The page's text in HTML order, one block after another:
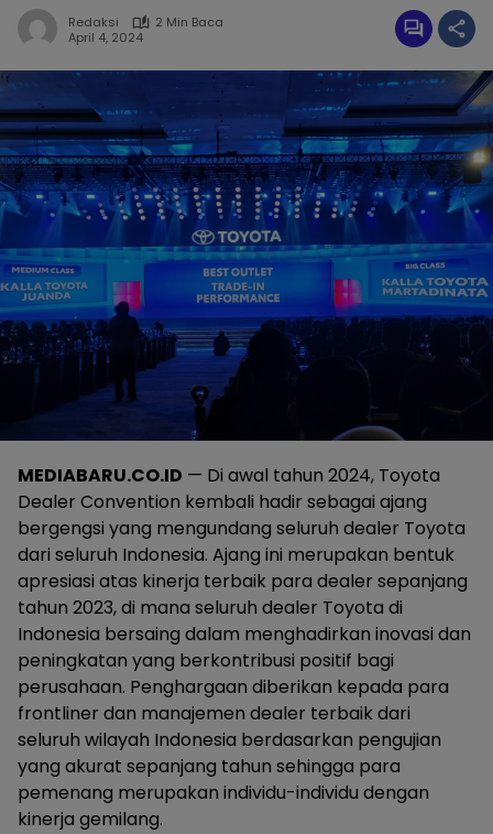
Redaksi
2 Min Baca
April 4, 2024
MEDIABARU.CO.ID — Di awal tahun 2024, Toyota
Dealer Convention kembali hadir sebagai ajang
bergengsi yang mengundang seluruh dealer Toyota
dari seluruh Indonesia. Ajang ini merupakan bentuk
apresiasi atas kinerja terbaik para dealer sepanjang
tahun 2023, di mana seluruh dealer Toyota di
Indonesia bersaing dalam menghadirkan inovasi dan
peningkatan yang berkontribusi positif bagi
perusahaan. Penghargaan diberikan kepada para
frontliner dan manajemen dealer terbaik dari
seluruh wilayah Indonesia berdasarkan pengujian
yang akurat sepanjang tahun sehingga para
pemenang merupakan individu-individu dengan
kinerja gemilang.